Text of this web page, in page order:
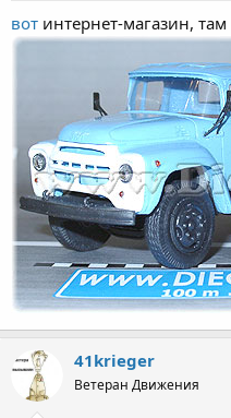
вот интернет-магазин,
41krieger
Ветеран Движения